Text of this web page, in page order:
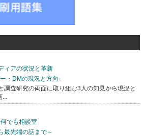
ィアの状況と革新
・DMの現況と方向-
調査研究の両面に取り組む3人の知見から現況と
でも相談室
最先端の話まで～